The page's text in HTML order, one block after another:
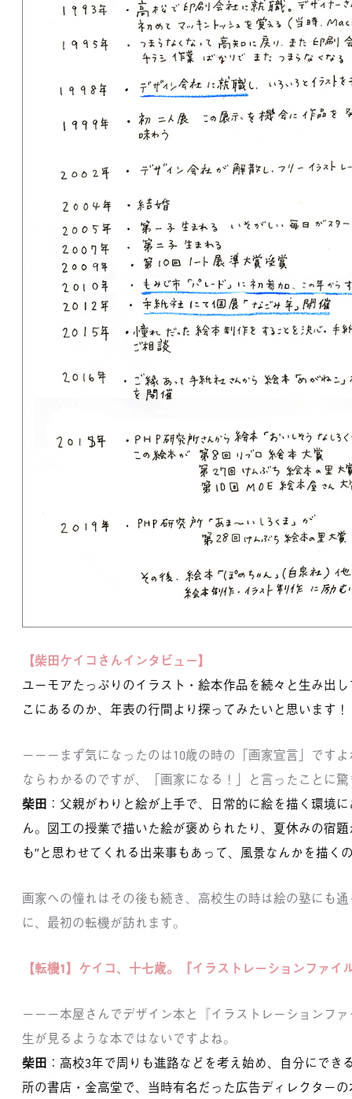
【柴田ケイコさんインタビュー】
ユーモアたっぷりのイラスト・絵本作品を続々と生み出
こにあるのか、年表の行間より探ってみたいと思います！
－－－まず気になったのは10歳の時の「画家宣言」です
ならわかるのですが、「画家になる！」と言ったことに
柴田 ：父親がわりと絵が上手で、日常的に絵を描く環境
ん。図工の授業で描いた絵が褒められたり、夏休みの宿
も”と思わせてくれる出来事もあって、風景なんかを描く
画家への憧れはその後も続き、高校生の時は絵の塾にも
に、最初の転機が訪れます。
【転機1】ケイコ、十七歳。『イラストレーションファイ
－－－本屋さんでデザイン本と『イラストレーションフ
生が見るような本ではないですよね。
柴田 ：高校3年で周りも進路などを考え始め、自分にで
所の書店・金高堂で、当時有名だった広告ディレクター